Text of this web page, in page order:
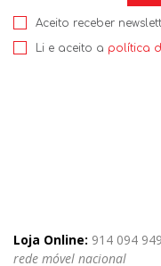
Aceito receber
Li e aceito a política
Loja Online: 914 094
rede móvel nacional